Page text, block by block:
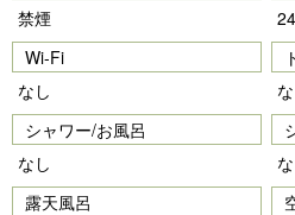
禁煙
Wi-Fi
なし
シャワー/お風呂
なし
露天風呂